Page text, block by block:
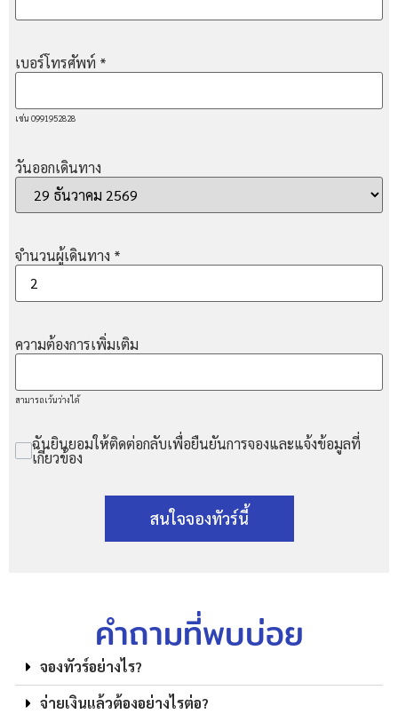
เบอร์โทรศัพท์ *
เช่น 0991952828
วันออกเดินทาง
จำนวนผู้เดินทาง *
ความต้องการเพิ่มเติม
สามารถเว้นว่างได้
ฉันยินยอมให้ติดต่อกลับเพื่อยืนยันการจองและแจ้งข้อมูลที่
เกี่ยวข้อง
สนใจจองทัวร์นี้
คำถามที่พบบ่อย
จองทัวร์อย่างไร?
จ่ายเงินแล้วต้องอย่างไรต่อ?